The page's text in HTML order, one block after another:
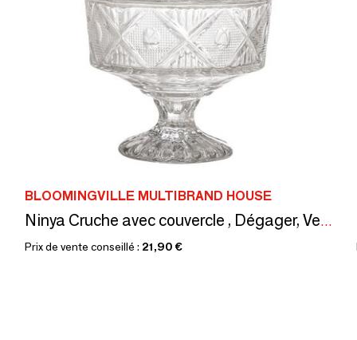
BLOOMINGVILLE MULTIBRAND HOUSE
Ninya Cruche avec couvercle , Dégager, Verre
Prix de vente conseillé : 21,90 €